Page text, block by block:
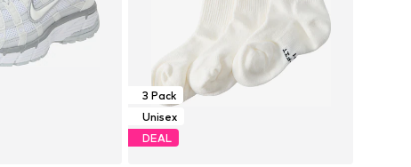
3 Pack
Unisex
DEAL